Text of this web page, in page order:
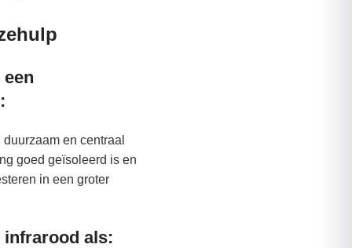
en centraal
goed geïsoleerd is en
in een groter
als: